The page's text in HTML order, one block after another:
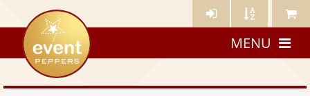
Künstler- Künstler Meine
eventpeppers
MENU